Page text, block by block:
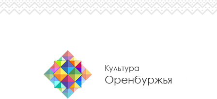
Культура
Оренбуржья